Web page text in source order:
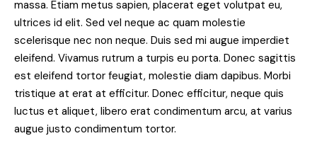
massa. Etiam metus sapien, placerat eget volutpat eu,
ultrices id elit. Sed vel neque ac quam molestie
scelerisque nec non neque. Duis sed mi augue imperdiet
eleifend. Vivamus rutrum a turpis eu porta. Donec sagittis
est eleifend tortor feugiat, molestie diam dapibus. Morbi
tristique at erat at efficitur. Donec efficitur, neque quis
luctus et aliquet, libero erat condimentum arcu, at varius
augue justo condimentum tortor.